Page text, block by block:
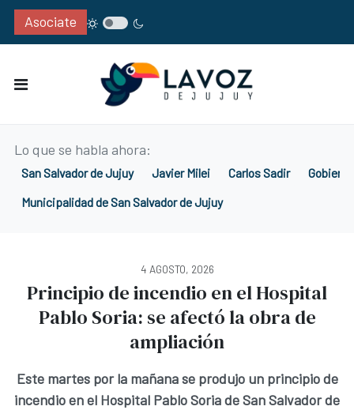
Asociate
Lo que se habla ahora:
San Salvador de Jujuy Javier Milei Carlos Sadir
Municipalidad de San Salvador de Jujuy
4 AGOSTO, 2026
Principio de incendio en el Hospital
Pablo Soria: se afectó la obra de
ampliación
Este martes por la mañana se produjo un principio de
incendio en el Hospital Pablo Soria de San Salvador de